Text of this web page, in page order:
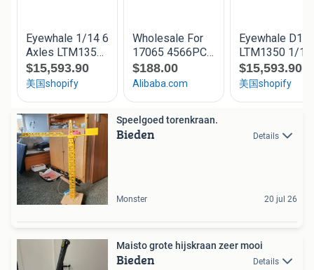
Speelgoed torenkraan.
Bieden Details
Monster 20 jul 26
Maisto grote hijskraan zeer mooi
Bieden Details